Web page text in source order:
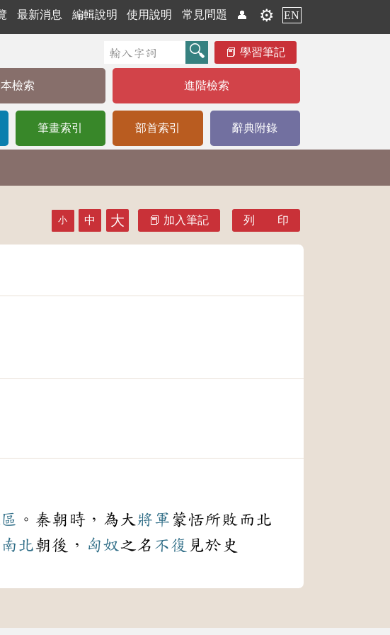
最新消息 編輯說明 使用說明 常見問題 👤 ⚙️ EN
學習筆記
檢索 進階檢索
筆畫索引 部首索引 辭典附錄
小 中 大 加入筆記 列 印
。秦朝時，為大 將軍 蒙恬所敗而北
南北朝後， 匈奴 之名 不復 見於史